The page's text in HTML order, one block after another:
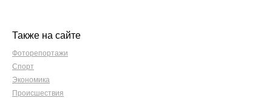
Также на сайте
Фоторепортажи
Спорт
Экономика
Происшествия